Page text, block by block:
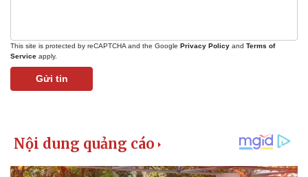
Khởi nghiệp
Chứng khoán
This site is protected by reCAPTCHA and the Google Privacy Policy and Terms of
Service apply.
Gửi tin